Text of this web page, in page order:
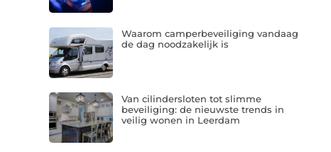
Waarom camperbeveiliging vandaag
de dag noodzakelijk is
Van cilindersloten tot slimme
beveiliging: de nieuwste trends in
veilig wonen in Leerdam